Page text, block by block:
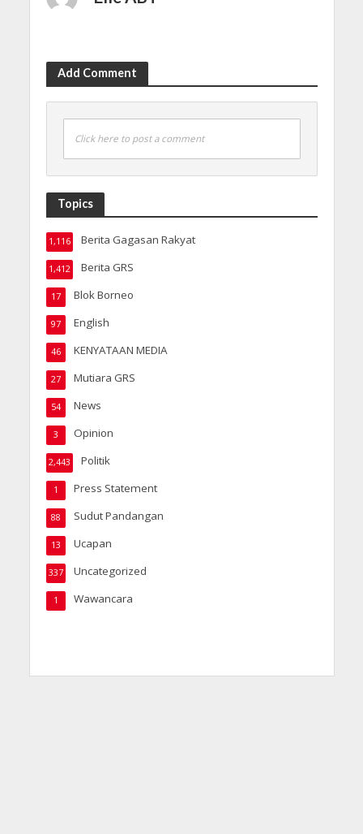
Add Comment
Click here to post a comment
Topics
Berita Gagasan Rakyat
1,116
Berita GRS
1,412
Blok Borneo
17
English
97
KENYATAAN MEDIA
46
Mutiara GRS
27
News
54
Opinion
3
Politik
2,443
Press Statement
1
Sudut Pandangan
88
Ucapan
13
Uncategorized
337
Wawancara
1